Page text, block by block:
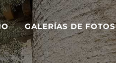
GALERÍAS DE FOTOS